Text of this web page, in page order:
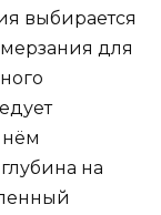
выбирается
для
нём
на